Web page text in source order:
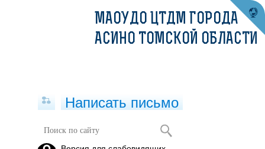
В рамках контроля учебно-
МАОУДО ЦТДМ ГОРОДА
АСИНО ТОМСКОЙ ОБЛАСТИ
Написать письмо